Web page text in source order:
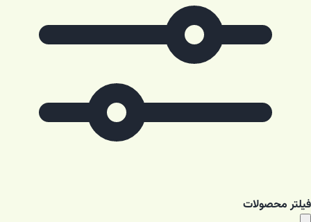
فیلتر محصولات